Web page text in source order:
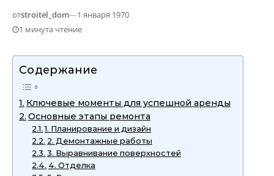
отstroitel_dom—1 января 1970
1 минута чтение
Содержание
Ключевые моменты для успешной аренды
Основные этапы ремонта
1. Планирование и дизайн
2. Демонтажные работы
3. Выравнивание поверхностей
4. Отделка